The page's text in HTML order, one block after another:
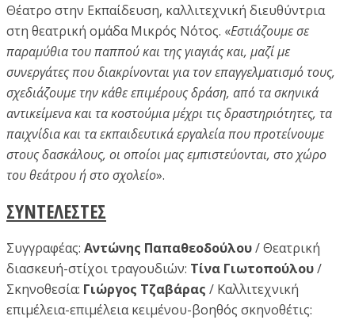
Θέατρο στην Εκπαίδευση, καλλιτεχνική διευθύντρια
στη θεατρική ομάδα Μικρός Νότος. «Εστιάζουμε σε
παραμύθια του παππού και της γιαγιάς και, μαζί με
συνεργάτες που διακρίνονται για τον επαγγελματισμό τους,
σχεδιάζουμε την κάθε επιμέρους δράση, από τα σκηνικά
αντικείμενα και τα κοστούμια μέχρι τις δραστηριότητες, τα
παιχνίδια και τα εκπαιδευτικά εργαλεία που προτείνουμε
στους δασκάλους, οι οποίοι μας εμπιστεύονται, στο χώρο
του θεάτρου ή στο σχολείο».
ΣΥΝΤΕΛΕΣΤΕΣ
Συγγραφέας: Αντώνης Παπαθεοδούλου/ Θεατρική
διασκευή-στίχοι τραγουδιών: Τίνα Γιωτοπούλου/
Σκηνοθεσία: Γιώργος Τζαβάρας / Καλλιτεχνική
επιμέλεια-επιμέλεια κειμένου-βοηθός σκηνοθέτις: